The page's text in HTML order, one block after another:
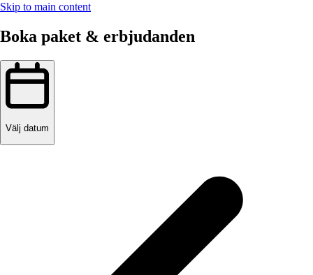
Skip to main content
Boka paket & erbjudanden
Välj datum